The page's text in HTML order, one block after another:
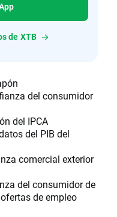
de XTB
del consumidor
del IPCA
del PIB del
comercial exterior
del consumidor de
de empleo